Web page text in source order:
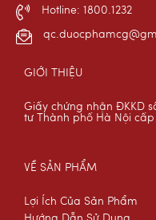
Hotline: 1800.1232
GIỚI THIỆU
Giấy chứng nhận ĐKKD
tư Thành phố Hà Nội
VỀ SẢN PHẨM
Lợi Ích Của Sản Phẩm